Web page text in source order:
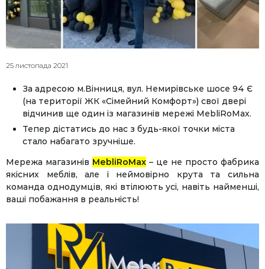
25 листопада 2021
За адресою м.Вінниця, вул. Немирівське шосе 94 Є
(на території ЖК «Сімейний Комфорт») свої двері
відчинив ще один із магазинів мережі MebliRoMax.
Тепер дістатись до нас з будь-якої точки міста
стало набагато зручніше.
Мережа магазинів MebliRoMax – це не просто фабрика
якісних меблів, але і неймовірно крута та сильна
команда однодумців, які втілюють усі, навіть найменші,
ваші побажання в реальність!